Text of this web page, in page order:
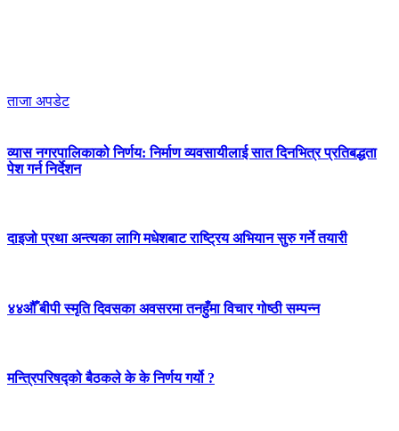
ताजा अपडेट
व्यास नगरपालिकाको निर्णय: निर्माण व्यवसायीलाई सात दिनभित्र प्रतिबद्धता
पेश गर्न निर्देशन
दाइजो प्रथा अन्त्यका लागि मधेशबाट राष्ट्रिय अभियान सुरु गर्ने तयारी
४४औँ बीपी स्मृति दिवसका अवसरमा तनहुँमा विचार गोष्ठी सम्पन्न
मन्त्रिपरिषद्को बैठकले के के निर्णय गर्यो ?